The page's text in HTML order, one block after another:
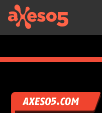
axeso5